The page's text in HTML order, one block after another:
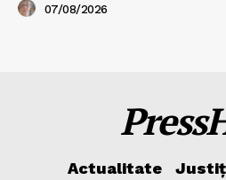
07/08/2026
Actualitate